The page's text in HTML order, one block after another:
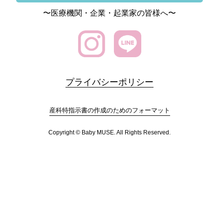
〜医療機関・企業・起業家の皆様へ〜
プライバシーポリシー
産科特指示書の作成のためのフォーマット
Copyright © Baby MUSE. All Rights Reserved.